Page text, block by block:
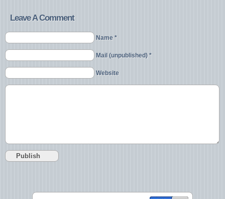
Leave A Comment
Name *
Mail (unpublished) *
Website